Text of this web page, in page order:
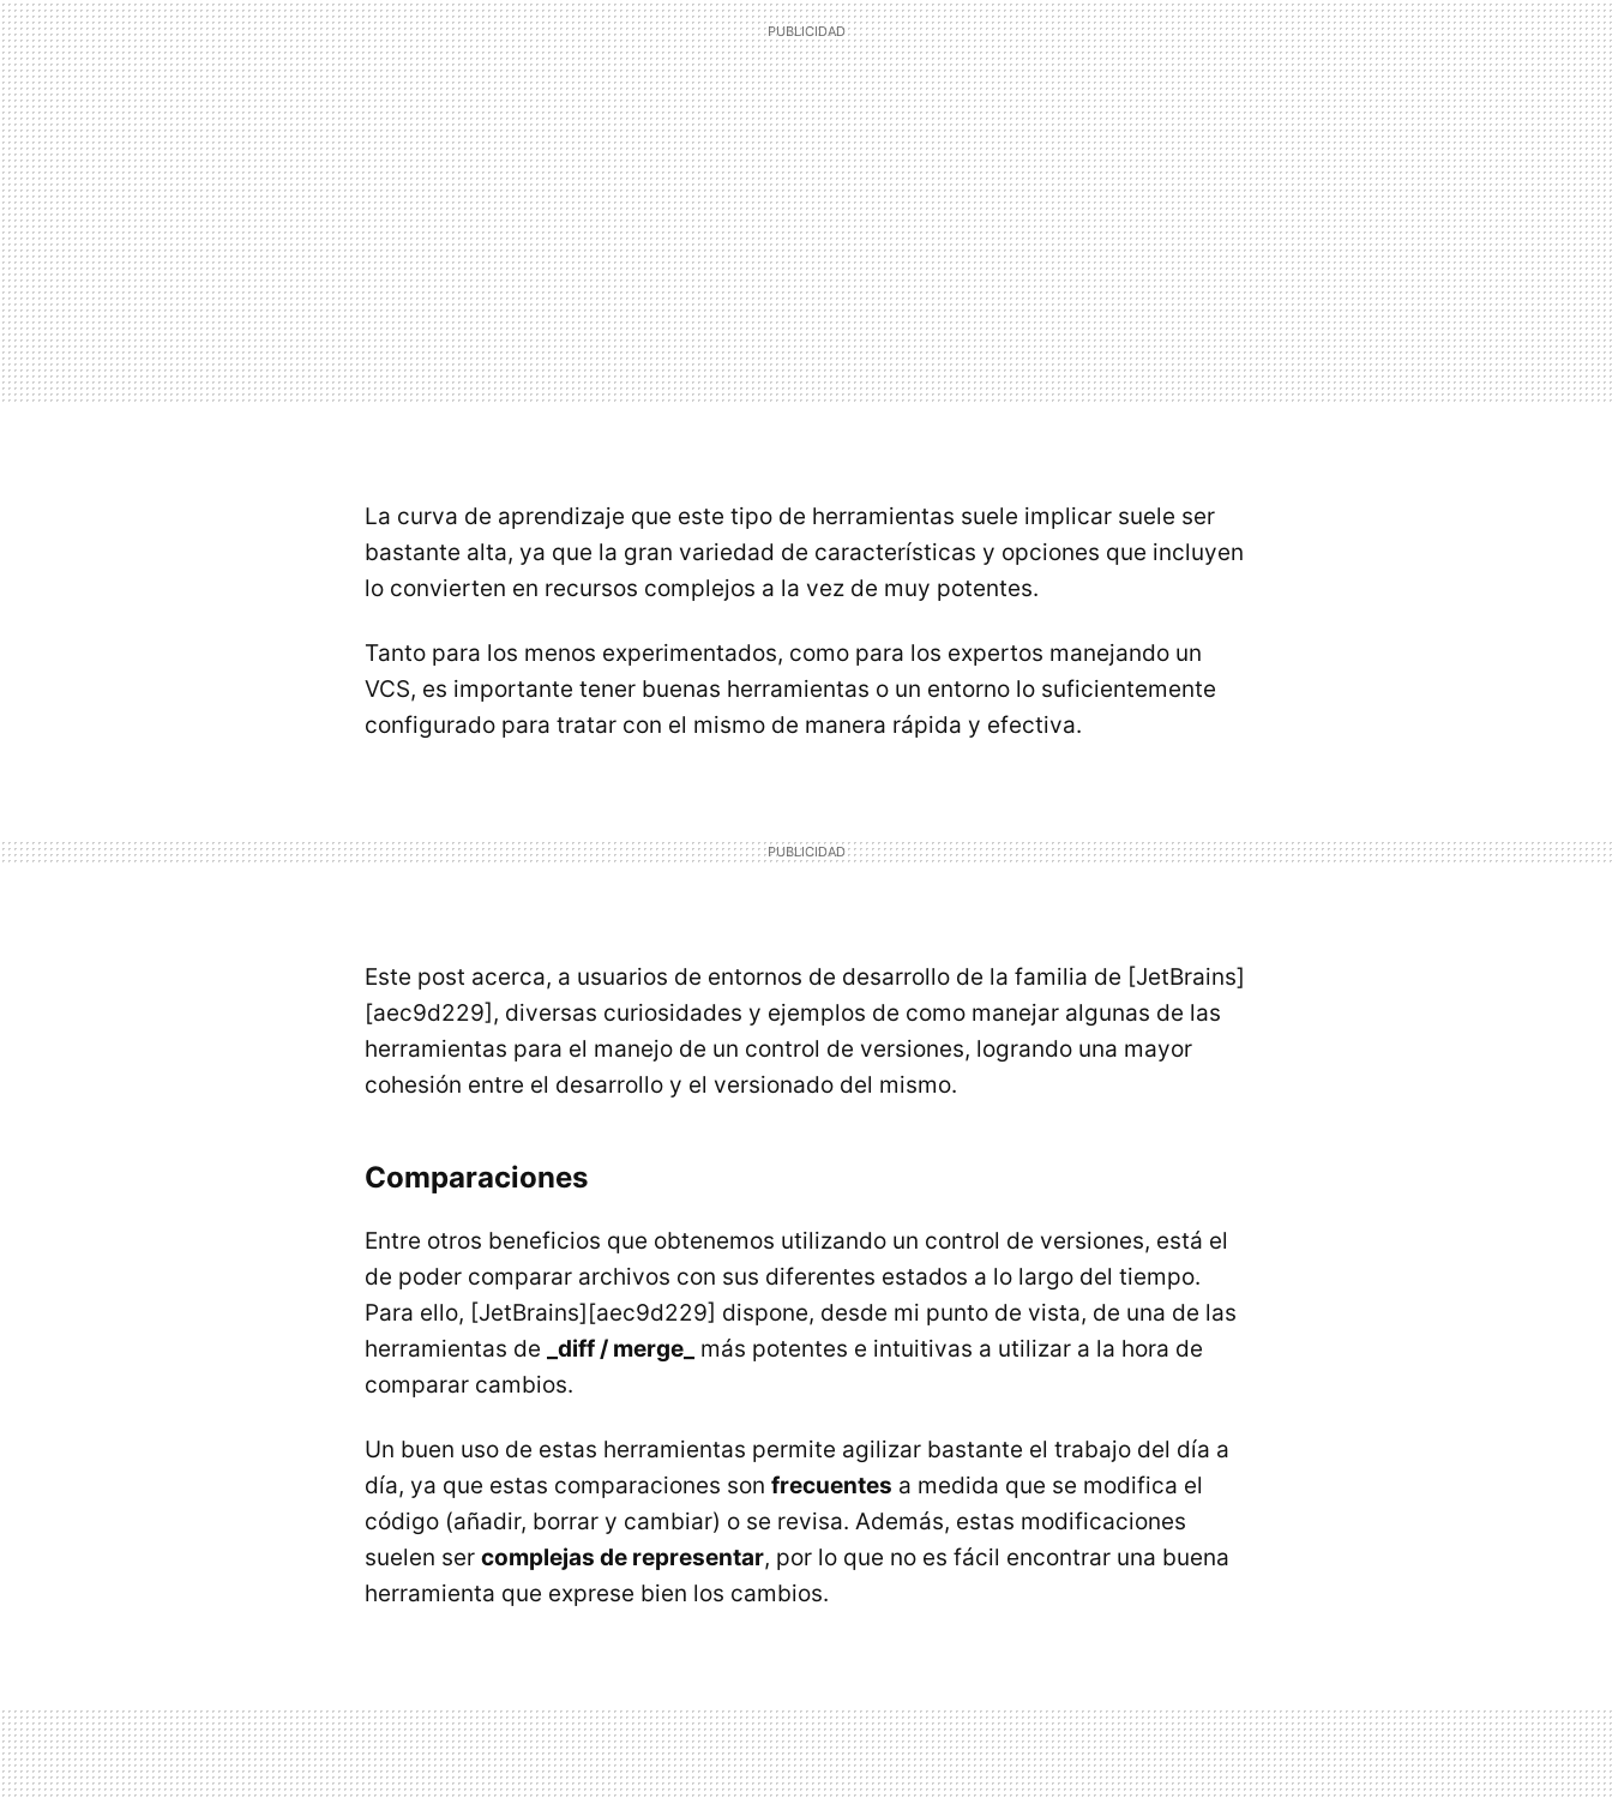
La curva de aprendizaje que este tipo de herramientas suele implicar suele ser
bastante alta, ya que la gran variedad de características y opciones que incluyen
lo convierten en recursos complejos a la vez de muy potentes.
Tanto para los menos experimentados, como para los expertos manejando un
VCS, es importante tener buenas herramientas o un entorno lo suficientemente
configurado para tratar con el mismo de manera rápida y efectiva.
Este post acerca, a usuarios de entornos de desarrollo de la familia de [JetBrains]
[aec9d229], diversas curiosidades y ejemplos de como manejar algunas de las
herramientas para el manejo de un control de versiones, logrando una mayor
cohesión entre el desarrollo y el versionado del mismo.
Comparaciones
Entre otros beneficios que obtenemos utilizando un control de versiones, está el
de poder comparar archivos con sus diferentes estados a lo largo del tiempo.
Para ello, [JetBrains][aec9d229] dispone, desde mi punto de vista, de una de las
herramientas de
_diff / merge_
más potentes e intuitivas a utilizar a la hora de
comparar cambios.
Un buen uso de estas herramientas permite agilizar bastante el trabajo del día a
día, ya que estas comparaciones son frecuentes a medida que se modifica el
código (añadir, borrar y cambiar) o se revisa. Además, estas modificaciones
suelen ser complejas de representar, por lo que no es fácil encontrar una buena
herramienta que exprese bien los cambios.